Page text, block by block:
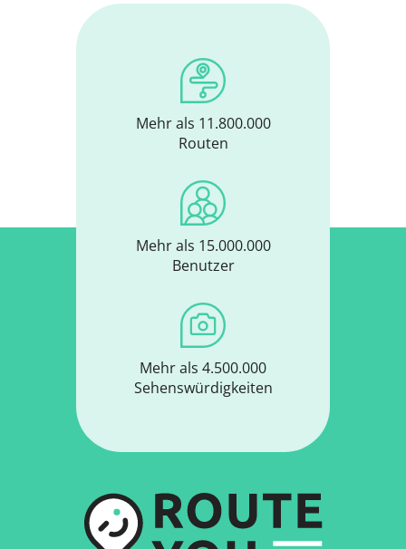
Mehr als 11.800.000
Routen
Mehr als 15.000.000
Benutzer
Mehr als 4.500.000
Sehenswürdigkeiten